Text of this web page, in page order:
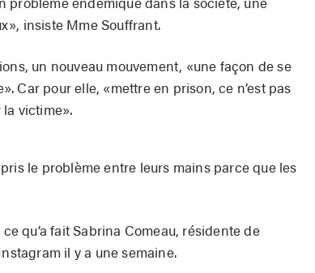
insiste Mme Souffrant.
un nouveau mouvement, «une façon de se
Car pour elle, «mettre en prison, ce n’est pas
victime».
le problème entre leurs mains parce que les
qu’a fait Sabrina Comeau, résidente de
il y a une semaine.